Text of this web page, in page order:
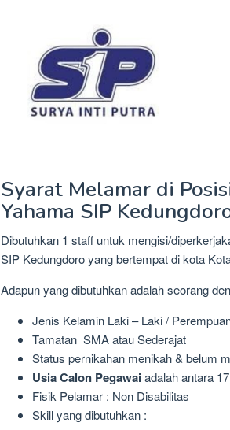
Syarat Melamar di
Yahama SIP
Dibutuhkan 1 staff untuk mengisi/
SIP Kedungdoro yang bertempat di kota
Adapun yang dibutuhkan adalah seorang
Jenis Kelamin Laki – Laki /
Tamatan SMA atau Sederajat
Status pernikahan menikah & belum
Usia Calon Pegawaiadalah antara
Fisik Pelamar : Non Disabilitas
Skill yang dibutuhkan :